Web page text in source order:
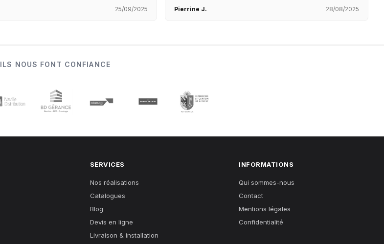
25/09/2025 Pierrine J. 28/08/2025
ILS NOUS FONT CONFIANCE
SERVICES
Nos réalisations
Catalogues
Blog
Devis en ligne
Livraison & installation
INFORMATIONS
Qui sommes-nous
Contact
Mentions légales
Confidentialité